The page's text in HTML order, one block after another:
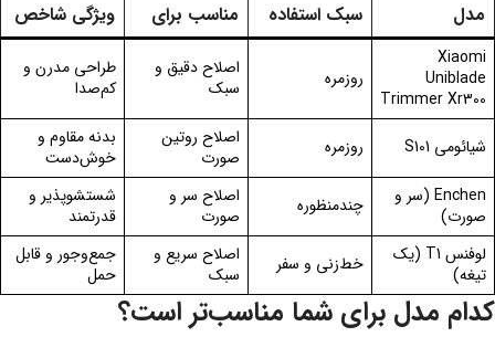
مدل سبک استفاده مناسب برای ویژگی شاخص
Xiaomi
Uniblade
Trimmer Xr300
روزمره
اصلاح دقیق و
سبک
طراحی مدرن و
کم‌صدا
شیائومی S101 روزمره
اصلاح روتین
صورت
بدنه مقاوم و
خوش‌دست
Enchen (سر و
صورت)
چندمنظوره
اصلاح سر و
صورت
شستشوپذیر و
قدرتمند
لوفنس T1 (یک
تیغه)
خط‌زنی و سفر
اصلاح سریع و
سبک
جمع‌وجور و قابل
حمل
کدام مدل برای شما مناسب‌تر است؟